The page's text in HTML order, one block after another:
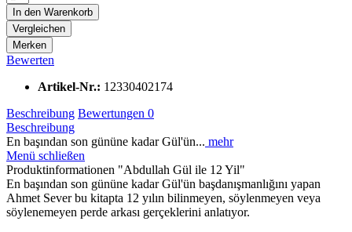
In den Warenkorb
Vergleichen
Merken
Bewerten
Artikel-Nr.: 12330402174
Beschreibung Bewertungen 0
Beschreibung
En başından son gününe kadar Gül'ün... mehr
Menü schließen
Produktinformationen "Abdullah Gül ile 12 Yil"
En başından son gününe kadar Gül'ün başdanışmanlığını yapan
Ahmet Sever bu kitapta 12 yılın bilinmeyen, söylenmeyen veya
söylenemeyen perde arkası gerçeklerini anlatıyor.